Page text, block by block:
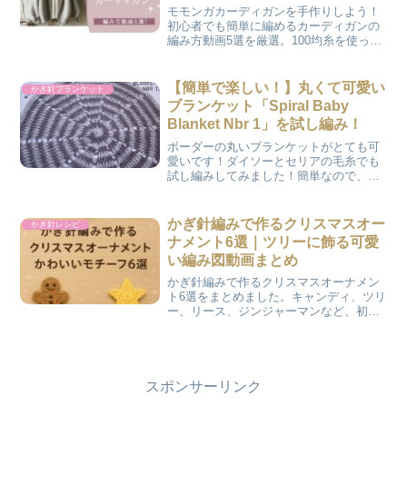
モモンガカーディガンを手作りしよう！
初心者でも簡単に編めるカーディガンの
編み方動画5選を厳選。100均糸を使った
かぎ針ブランケット
【簡単で楽しい！】丸くて可愛い
ブランケット「Spiral Baby
Blanket Nbr 1」を試し編み！
ボーダーの丸いブランケットがとても可
愛いです！ダイソーとセリアの毛糸でも
試し編みしてみました！簡単なので、初
かぎ針レシピ
かぎ針編みで作るクリスマスオー
ナメント6選｜ツリーに飾る可愛
い編み図動画まとめ
かぎ針編みで作るクリスマスオーナメン
ト6選をまとめました。キャンディ、ツリ
ー、リース、ジンジャーマンなど、初心
スポンサーリンク